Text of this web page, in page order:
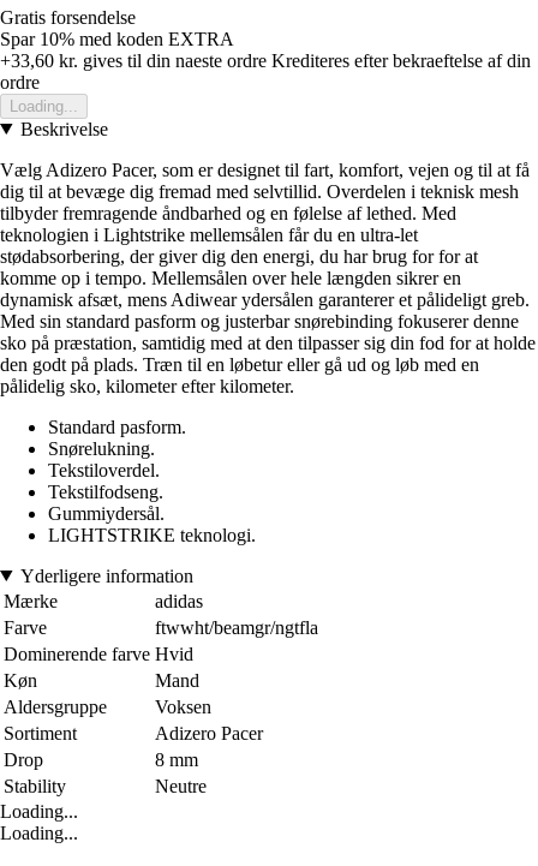
Gratis forsendelse
Spar 10% med koden EXTRA
+33,60 kr. gives til din naeste ordre Krediteres efter bekraeftelse af din
ordre
Loading...
Beskrivelse
Vælg Adizero Pacer, som er designet til fart, komfort, vejen og til at få
dig til at bevæge dig fremad med selvtillid. Overdelen i teknisk mesh
tilbyder fremragende åndbarhed og en følelse af lethed. Med
teknologien i Lightstrike mellemsålen får du en ultra-let
stødabsorbering, der giver dig den energi, du har brug for for at
komme op i tempo. Mellemsålen over hele længden sikrer en
dynamisk afsæt, mens Adiwear ydersålen garanterer et pålideligt greb.
Med sin standard pasform og justerbar snørebinding fokuserer denne
sko på præstation, samtidig med at den tilpasser sig din fod for at holde
den godt på plads. Træn til en løbetur eller gå ud og løb med en
pålidelig sko, kilometer efter kilometer.
Standard pasform.
Snørelukning.
Tekstiloverdel.
Tekstilfodseng.
Gummiydersål.
LIGHTSTRIKE teknologi.
Yderligere information
Mærke
adidas
Farve
ftwwht/beamgr/ngtfla
Dominerende farve Hvid
Køn
Mand
Aldersgruppe
Voksen
Sortiment
Adizero Pacer
Drop
8 mm
Stability
Neutre
Loading...
Loading...